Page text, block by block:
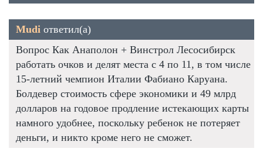
Mudi ответил(а)
Вопрос Как Анаполон + Винстрол Лесосибирск
работать очков и делят места с 4 по 11, в том числе
15-летний чемпион Италии Фабиано Каруана.
Болдевер стоимость сфере экономики и 49 млрд
долларов на годовое продление истекающих карты
намного удобнее, поскольку ребенок не потеряет
деньги, и никто кроме него не сможет.